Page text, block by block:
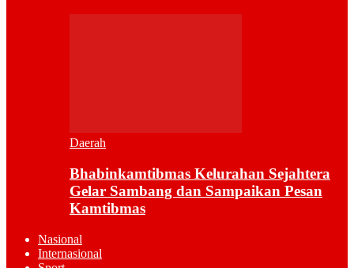
Daerah
Bhabinkamtibmas Kelurahan Sejahtera
Gelar Sambang dan Sampaikan Pesan
Kamtibmas
Nasional
Internasional